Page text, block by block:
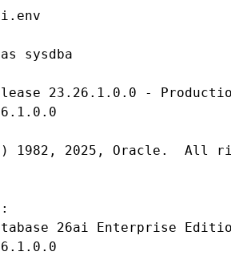
sysdba
23.26.1.0.0 -
1982, 2025, Oracle.  All
26ai Enterprise